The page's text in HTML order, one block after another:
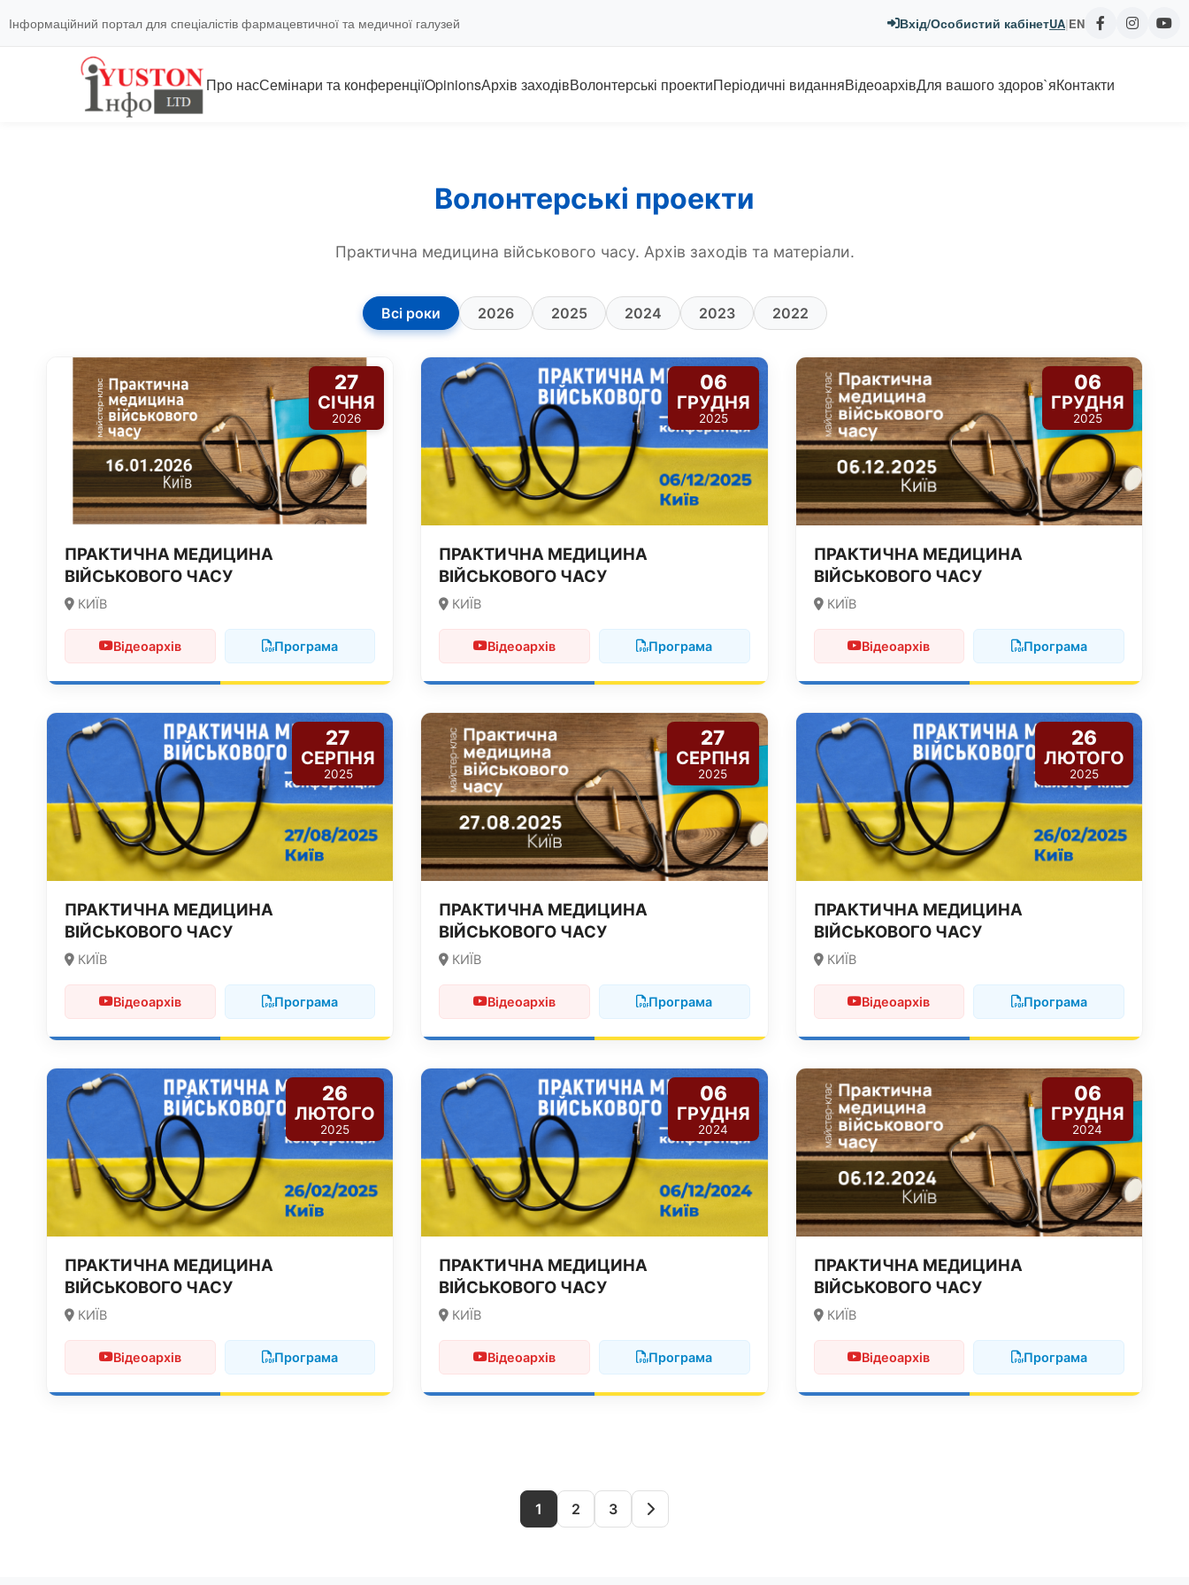
Інформаційний портал для спеціалістів фармацевтичної та медичної галузей Вхід/Особистий кабінетUA|EN
Про насСемінари та конференціїOpinionsАрхів заходівВолонтерські проектиПеріодичні виданняВідеоархівДля вашого здоров`яКонтакти
Волонтерські проекти
Практична медицина військового часу. Архів заходів та матеріали.
Всі роки 2026 2025 2024 2023 2022
27
СІЧНЯ
2026
ПРАКТИЧНА МЕДИЦИНА
ВІЙСЬКОВОГО ЧАСУ
КИЇВ
Відеоархів Програма
06
ГРУДНЯ
2025
ПРАКТИЧНА МЕДИЦИНА
ВІЙСЬКОВОГО ЧАСУ
КИЇВ
Відеоархів Програма
06
ГРУДНЯ
2025
ПРАКТИЧНА МЕДИЦИНА
ВІЙСЬКОВОГО ЧАСУ
КИЇВ
Відеоархів Програма
27
СЕРПНЯ
2025
ПРАКТИЧНА МЕДИЦИНА
ВІЙСЬКОВОГО ЧАСУ
КИЇВ
Відеоархів Програма
27
СЕРПНЯ
2025
ПРАКТИЧНА МЕДИЦИНА
ВІЙСЬКОВОГО ЧАСУ
КИЇВ
Відеоархів Програма
26
ЛЮТОГО
2025
ПРАКТИЧНА МЕДИЦИНА
ВІЙСЬКОВОГО ЧАСУ
КИЇВ
Відеоархів Програма
26
ЛЮТОГО
2025
ПРАКТИЧНА МЕДИЦИНА
ВІЙСЬКОВОГО ЧАСУ
КИЇВ
Відеоархів Програма
06
ГРУДНЯ
2024
ПРАКТИЧНА МЕДИЦИНА
ВІЙСЬКОВОГО ЧАСУ
КИЇВ
Відеоархів Програма
06
ГРУДНЯ
2024
ПРАКТИЧНА МЕДИЦИНА
ВІЙСЬКОВОГО ЧАСУ
КИЇВ
Відеоархів Програма
1 2 3